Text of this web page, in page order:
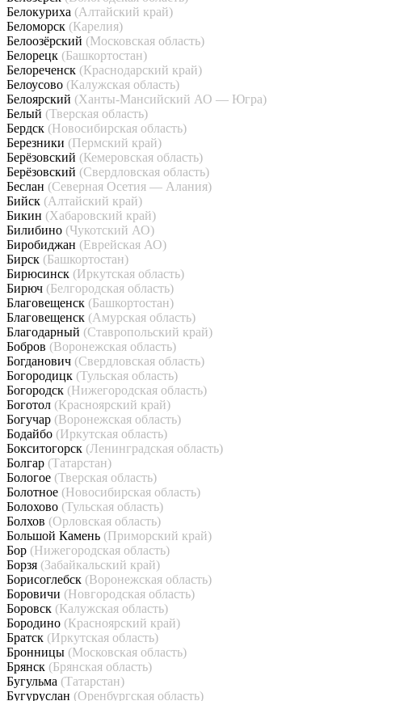
Белокуриха (Алтайский край)
Беломорск (Карелия)
Белоозёрский (Московская область)
Белорецк (Башкортостан)
Белореченск (Краснодарский край)
Белоусово (Калужская область)
Белоярский (Ханты-Мансийский АО — Югра)
Белый (Тверская область)
Бердск (Новосибирская область)
Березники (Пермский край)
Берёзовский (Кемеровская область)
Берёзовский (Свердловская область)
Беслан (Северная Осетия — Алания)
Бийск (Алтайский край)
Бикин (Хабаровский край)
Билибино (Чукотский АО)
Биробиджан (Еврейская АО)
Бирск (Башкортостан)
Бирюсинск (Иркутская область)
Бирюч (Белгородская область)
Благовещенск (Башкортостан)
Благовещенск (Амурская область)
Благодарный (Ставропольский край)
Бобров (Воронежская область)
Богданович (Свердловская область)
Богородицк (Тульская область)
Богородск (Нижегородская область)
Боготол (Красноярский край)
Богучар (Воронежская область)
Бодайбо (Иркутская область)
Бокситогорск (Ленинградская область)
Болгар (Татарстан)
Бологое (Тверская область)
Болотное (Новосибирская область)
Болохово (Тульская область)
Болхов (Орловская область)
Большой Камень (Приморский край)
Бор (Нижегородская область)
Борзя (Забайкальский край)
Борисоглебск (Воронежская область)
Боровичи (Новгородская область)
Боровск (Калужская область)
Бородино (Красноярский край)
Братск (Иркутская область)
Бронницы (Московская область)
Брянск (Брянская область)
Бугульма (Татарстан)
Бугуруслан (Оренбургская область)